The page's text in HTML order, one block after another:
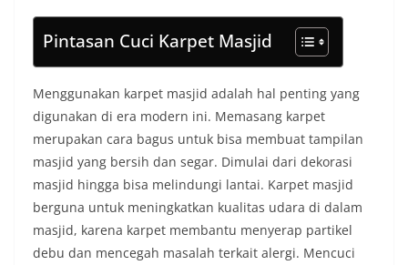
Pintasan Cuci Karpet Masjid
Menggunakan karpet masjid adalah hal penting yang
digunakan di era modern ini. Memasang karpet
merupakan cara bagus untuk bisa membuat tampilan
masjid yang bersih dan segar. Dimulai dari dekorasi
masjid hingga bisa melindungi lantai. Karpet masjid
berguna untuk meningkatkan kualitas udara di dalam
masjid, karena karpet membantu menyerap partikel
debu dan mencegah masalah terkait alergi. Mencuci